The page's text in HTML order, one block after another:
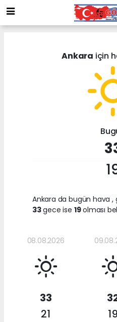
Ankara için
Ankara da bugün hava ,
33gece ise 19olması
08.08.2026
33
21
19